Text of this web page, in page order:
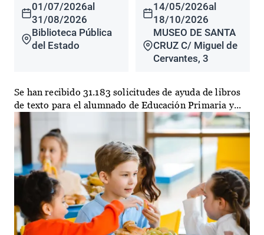
01/07/2026al
31/08/2026
Biblioteca Pública
del Estado
14/05/2026al
18/10/2026
MUSEO DE SANTA
CRUZ C/ Miguel de
Cervantes, 3
Se han recibido 31.183 solicitudes de ayuda de libros
de texto para el alumnado de Educación Primaria y...